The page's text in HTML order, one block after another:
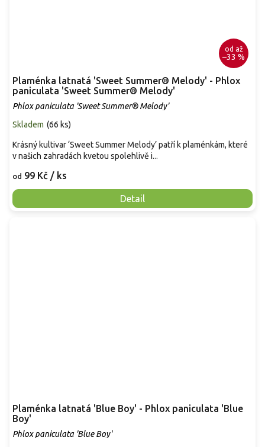
od až
–33 %
Plaménka latnatá 'Sweet Summer® Melody' - Phlox
paniculata 'Sweet Summer® Melody'
Phlox paniculata 'Sweet Summer® Melody'
Skladem (66 ks)
od 99 Kč / ks
Detail
Krásný kultivar ‘Sweet Summer Melody’ patří k plaménkám, které
v našich zahradách kvetou spolehlivě i...
Plaménka latnatá 'Blue Boy' - Phlox paniculata 'Blue
Boy'
Phlox paniculata 'Blue Boy'